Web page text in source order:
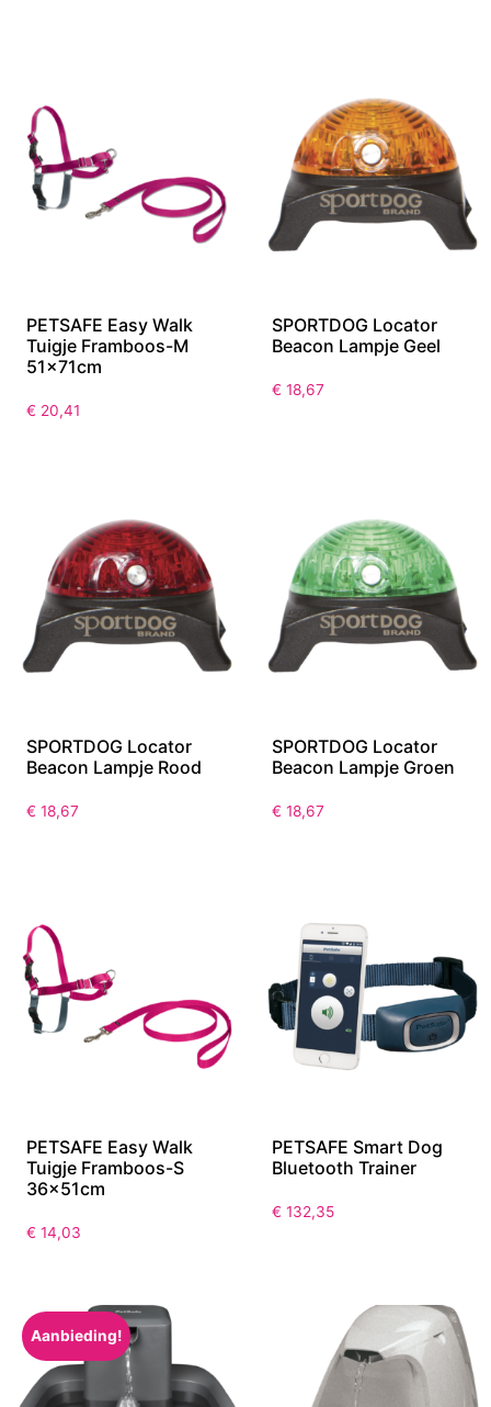
PETSAFE Easy Walk
Tuigje Framboos-M
51x71cm
€ 20,41
SPORTDOG Locator
Beacon Lampje Geel
€ 18,67
SPORTDOG Locator
Beacon Lampje Rood
€ 18,67
SPORTDOG Locator
Beacon Lampje Groen
€ 18,67
PETSAFE Easy Walk
Tuigje Framboos-S
36x51cm
€ 14,03
PETSAFE Smart Dog
Bluetooth Trainer
€ 132,35
Aanbieding!